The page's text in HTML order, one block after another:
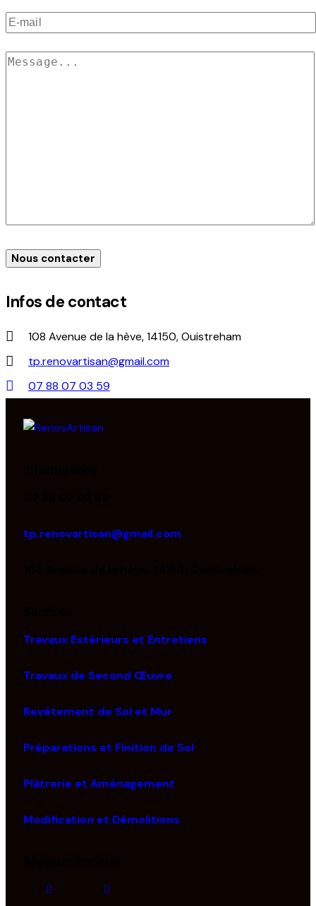
Infos de contact
108 Avenue de la hève, 14150, Ouistreham
tp.renovartisan@gmail.com
07 88 07 03 59
tp.renovartisan@gmail.com
Travaux Extérieurs et Entretiens
Travaux de Second Œuvre
Revêtement de Sol et Mur
Préparations et Finition de Sol
Plâtrerie et Aménagement
Modification et Démolitions